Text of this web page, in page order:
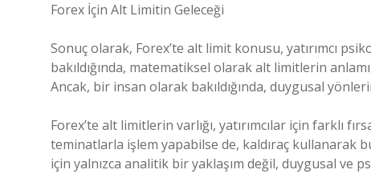
Forex İçin Alt Limitin Geleceği
Sonuç olarak, Forex’te alt limit konusu, yatırımcı
bakıldığında, matematiksel olarak alt limitlerin
Ancak, bir insan olarak bakıldığında, duygusal
Forex’te alt limitlerin varlığı, yatırımcılar için farklı
teminatlarla işlem yapabilse de, kaldıraç kullanarak
için yalnızca analitik bir yaklaşım değil, duygusal ve